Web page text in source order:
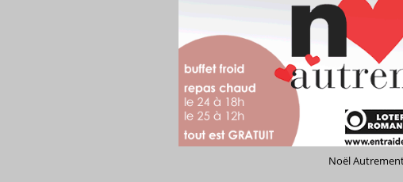
Noël